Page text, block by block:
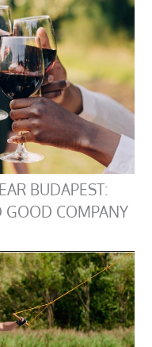
BUDAPEST:
GOOD COMPANY